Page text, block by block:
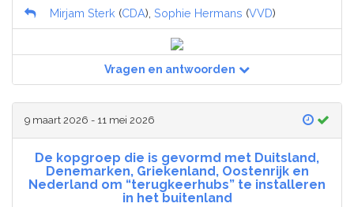
Mirjam Sterk (CDA), Sophie Hermans (VVD)
Vragen en antwoorden
9 maart 2026 - 11 mei 2026
De kopgroep die is gevormd met Duitsland,
Denemarken, Griekenland, Oostenrijk en
Nederland om “terugkeerhubs” te installeren
in het buitenland